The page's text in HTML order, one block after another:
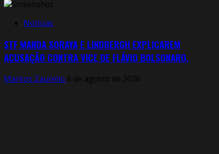
Notícias
STF MANDA SORAYA E LINDBERGH EXPLICAREM
ACUSAÇÃO CONTRA VICE DE FLÁVIO BOLSONARO.
Markos Zaurelio 6 de agosto de 2026